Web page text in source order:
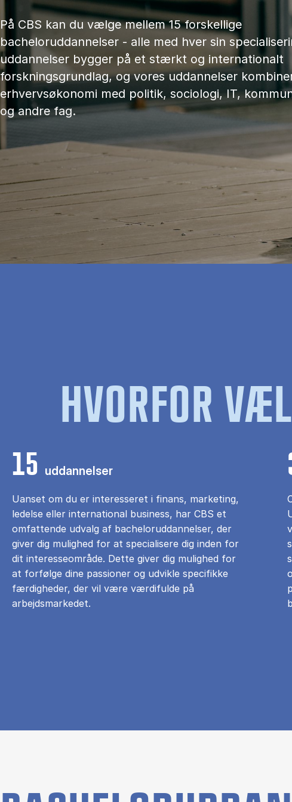
På CBS kan du vælge mellem 15 forskellige
bacheloruddannelser - alle med hver sin
uddannelser bygger på et stærkt og internationalt
forskningsgrundlag, og vores uddannelser
erhvervsøkonomi med politik, sociologi, IT,
og andre fag.
HVORFOR
15 uddannelser
Uanset om du er interesseret i finans, marketing,
ledelse eller international business, har CBS et
omfattende udvalg af bacheloruddannelser, der
giver dig mulighed for at specialisere dig inden for
dit interesseområde. Dette giver dig mulighed for
at forfølge dine passioner og udvikle specifikke
færdigheder, der vil være værdifulde på
arbejdsmarkedet.